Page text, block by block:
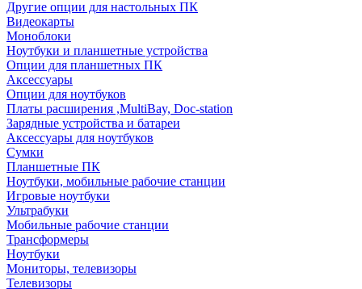
Другие опции для настольных ПК
Видеокарты
Моноблоки
Ноутбуки и планшетные устройства
Опции для планшетных ПК
Аксессуары
Опции для ноутбуков
Платы расширения ,MultiBay, Doc-station
Зарядные устройства и батареи
Аксессуары для ноутбуков
Сумки
Планшетные ПК
Ноутбуки, мобильные рабочие станции
Игровые ноутбуки
Ультрабуки
Мобильные рабочие станции
Трансформеры
Ноутбуки
Мониторы, телевизоры
Телевизоры